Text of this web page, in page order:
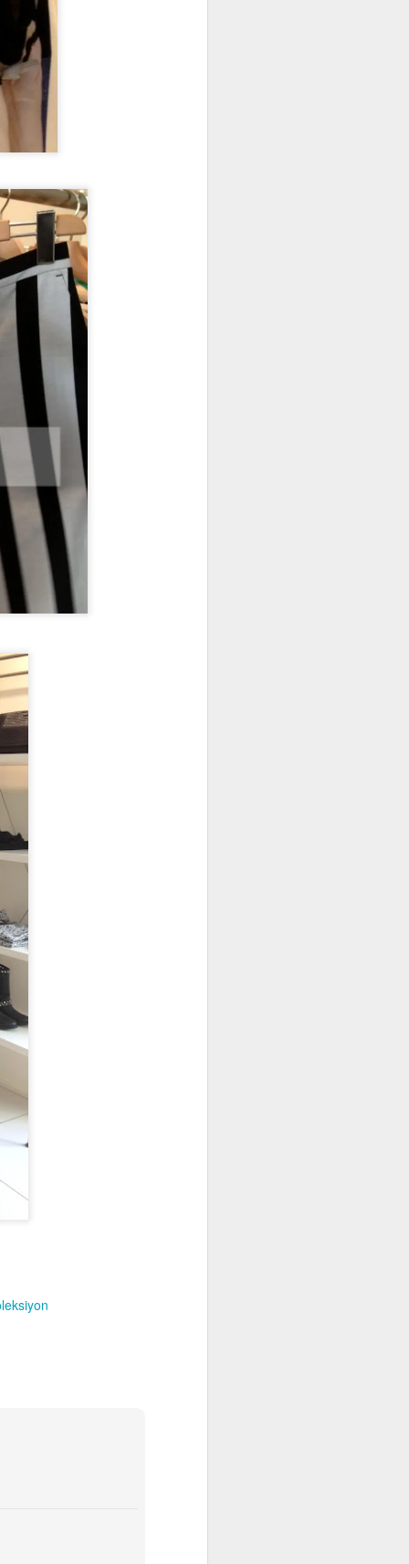
from city life
city and
Last week
traveling in
it so much,
used to
long
a holiday at
at home
days.
kaçıp deniz
o kadar
sevdiğim :)
yazın ilk
için
temposunda
yazmıştım